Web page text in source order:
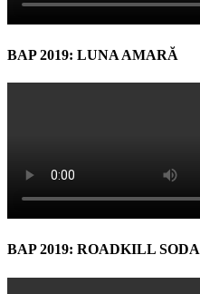
BAP 2019: LUNA AMARĂ
BAP 2019: ROADKILL SODA